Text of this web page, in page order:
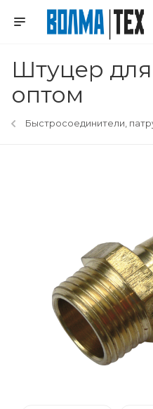
Штуцер
оптом
Быстросоединители,